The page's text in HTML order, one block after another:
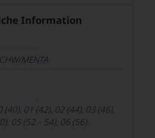
Information
MENTA
(40), 01 (42), 02 (44), 03 (46),
, 05 (52 – 54), 06 (56)